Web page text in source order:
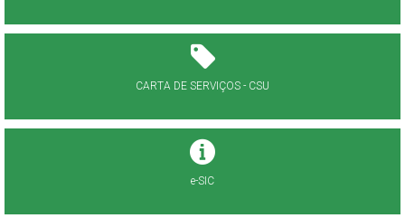
CARTA DE SERVIÇOS - CSU
e-SIC